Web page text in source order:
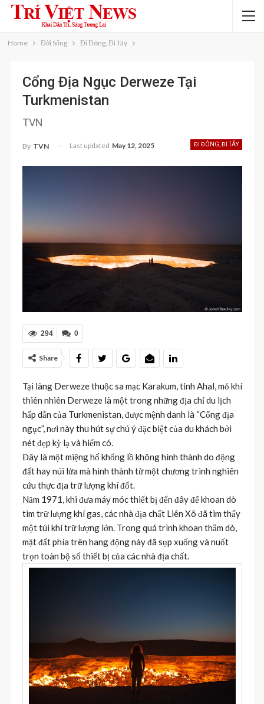
Home Đời Sống Đi Đông, Đi Tây
Cổng Địa Ngục Derweze Tại
Turkmenistan
TVN
ĐI ĐÔNG, ĐI TÂY
By TVN Last updated May 12, 2025
0
294
Share
Tại làng Derweze thuộc sa mạc Karakum, tỉnh Ahal, mỏ khí
thiên nhiên Derweze là một trong những địa chỉ du lịch
hấp dẫn của Turkmenistan, được mệnh danh là “Cổng địa
ngục”, nơi này thu hút sự chú ý đặc biệt của du khách bởi
nét đẹp kỳ lạ và hiếm có.
Đây là một miệng hố khổng lồ không hình thành do động
đất hay núi lửa mà hình thành từ một chương trình nghiên
cứu thực địa trữ lượng khí đốt.
Năm 1971, khi đưa máy móc thiết bị đến đây để khoan dò
tìm trữ lượng khí gas, các nhà địa chất Liên Xô đã tìm thấy
một túi khí trữ lượng lớn. Trong quá trình khoan thắm dò,
mặt đất phía trên hang động này đã sụp xuống và nuốt
trọn toàn bộ số thiết bị của các nhà địa chất.